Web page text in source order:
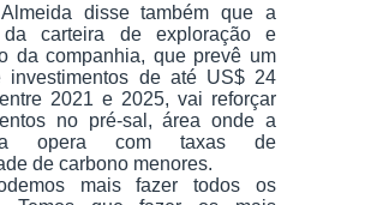
disse também que a
da carteira de exploração e
da companhia, que prevê um
investimentos de até US$ 24
2021 e 2025, vai reforçar
no pré-sal, área onde a
opera com taxas de
de carbono menores.
mais fazer todos os